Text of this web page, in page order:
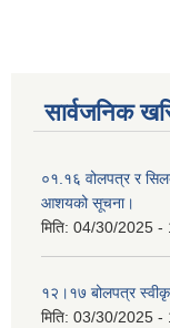
सार्वजनिक
०१.१६ वोलपत्र र
आशयको सूचना।
मिति: 04/30/2025 -
१२।१७ बोलपत्र
मिति: 03/30/2025 -